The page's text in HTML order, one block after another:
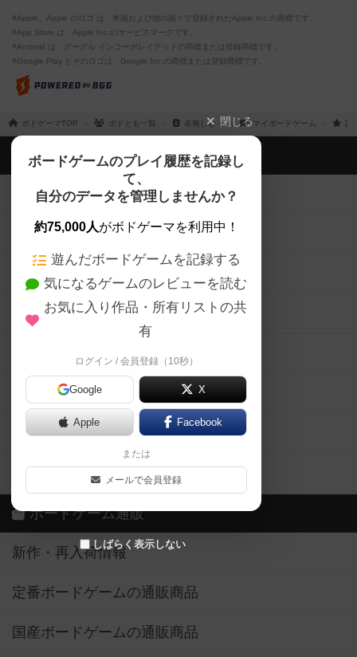
※Apple、Apple のロゴ は、米国および他の国々で登録されたApple Inc.の商標です。
※App Store は、Apple Inc.のサービスマークです。
※Android は、グーグル インコーポレイテッドの商標または登録商標です。
※Google Play とそのロゴは、Google Inc.の商標または登録商標です。
ボドゲーマTOP ボドとも一覧 名無しむぅ マイボードゲーム 評
閉じる
ボードゲームのプレイ履歴を記録し
て、
自分のデータを管理しませんか？
約75,000人がボドゲーマを利用中！
遊んだボードゲームを記録する
気になるゲームのレビューを読む
お気に入り作品・所有リストの共
有
ログイン / 会員登録（10秒）
Google X
Apple Facebook
または
メールで会員登録
しばらく表示しない
ボドゲーマTOP
ボードゲームを検索する
ボードゲームの新着レビュー
ボードゲーム会情報
メカニクス特集
掲示板・トピックス
ボドとも・会員一覧
ボードゲーム業界コラム
ボドゲーマご利用案内
ボードゲーム通販
新作・再入荷情報
定番ボードゲームの通販商品
国産ボードゲームの通販商品